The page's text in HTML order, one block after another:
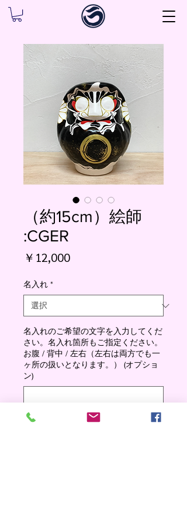
（約15cm）絵師
:CGER
￥12,000価
名入れ *
名入れのご希望の文字を入力してくだ
さい。名入れ箇所もご指定ください。
お腹 / 背中 / 左右（左右は両方でも一
ヶ所の扱いとなります。） (オプショ
ン)
0/500